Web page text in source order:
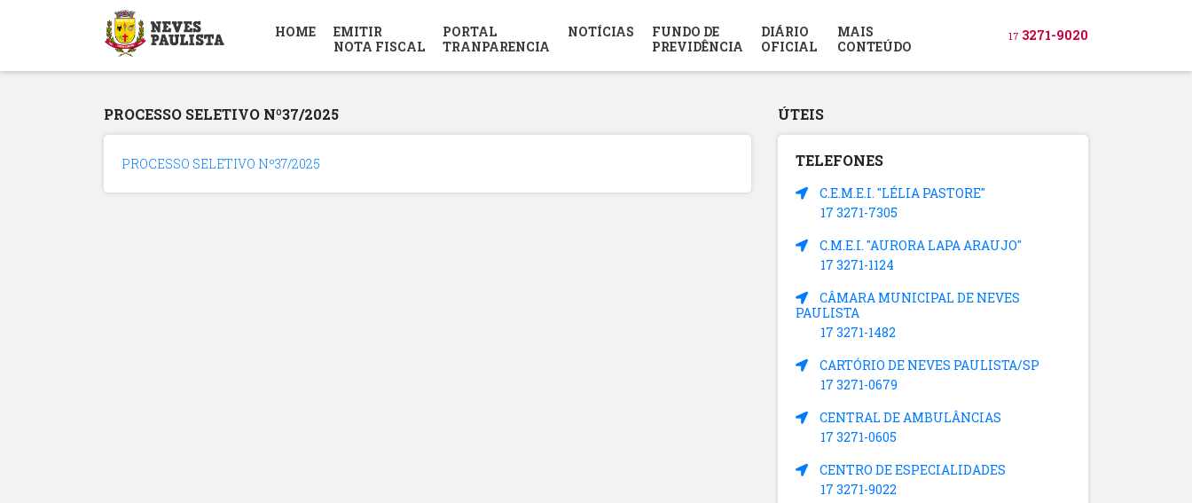
HOME
EMITIR
NOTA FISCAL
PORTAL
TRANPARENCIA
NOTÍCIAS
FUNDO DE
PREVIDÊNCIA
DIÁRIO
OFICIAL
MAIS
CONTEÚDO
17 3271-9020
PROCESSO SELETIVO Nº37/2025
PROCESSO SELETIVO Nº37/2025
ÚTEIS
TELEFONES
C.E.M.E.I. "LÉLIA PASTORE"
17 3271-7305
C.M.E.I. "AURORA LAPA ARAUJO"
17 3271-1124
CÂMARA MUNICIPAL DE NEVES
PAULISTA
17 3271-1482
CARTÓRIO DE NEVES PAULISTA/SP
17 3271-0679
CENTRAL DE AMBULÂNCIAS
17 3271-0605
CENTRO DE ESPECIALIDADES
17 3271-9022